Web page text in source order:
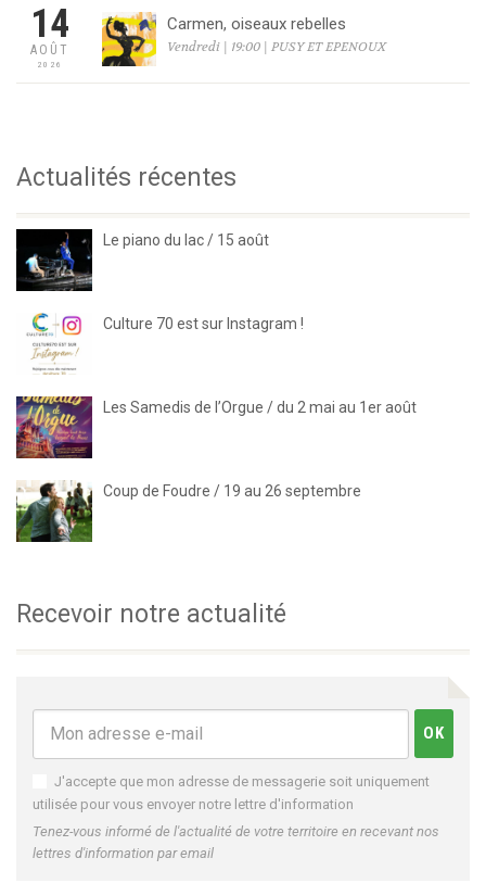
14
AOÛT
2026
Carmen, oiseaux rebelles
Vendredi | 19:00 | PUSY ET EPENOUX
Actualités récentes
Le piano du lac / 15 août
Culture 70 est sur Instagram !
Les Samedis de l’Orgue / du 2 mai au 1er août
Coup de Foudre / 19 au 26 septembre
Recevoir notre actualité
J'accepte que mon adresse de messagerie soit uniquement
utilisée pour vous envoyer notre lettre d'information
Tenez-vous informé de l'actualité de votre territoire en recevant nos
lettres d'information par email